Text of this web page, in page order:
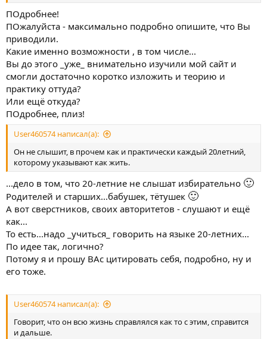
ПОдробнее!
ПОжалуйста - максимально подробно опишите, что Вы
приводили.
Какие именно возможности , в том числе...
Вы до этого _уже_ внимательно изучили мой сайт и
смогли достаточно коротко изложить и теорию и
практику оттуда?
Или ещё откуда?
ПОдробнее, плиз!
User460574 написал(а):
Он не слышит, в прочем как и практически каждый 20летний,
которому указывают как жить.
...дело в том, что 20-летние не слышат избирательно 🙂
Родителей и старших...бабушек, тётушек 🙂
А вот сверстников, своих авторитетов - слушают и ещё
как...
То есть...надо _учиться_ говорить на языке 20-летних...
По идее так, логично?
Потому я и прошу ВАс цитировать себя, подробно, ну и
его тоже.
User460574 написал(а):
Говорит, что он всю жизнь справлялся как то с этим, справится
и дальше.